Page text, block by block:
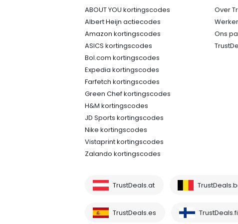
ABOUT YOU kortingscodes
Albert Heijn actiecodes
Amazon kortingscodes
ASICS kortingscodes
Bol.com kortingscodes
Expedia kortingscodes
Farfetch kortingscodes
Green Chef kortingscodes
H&M kortingscodes
JD Sports kortingscodes
Nike kortingscodes
Vistaprint kortingscodes
Zalando kortingscodes
Over
Ons
TrustDeals.at
TrustDeals.es TrustDeals.fi